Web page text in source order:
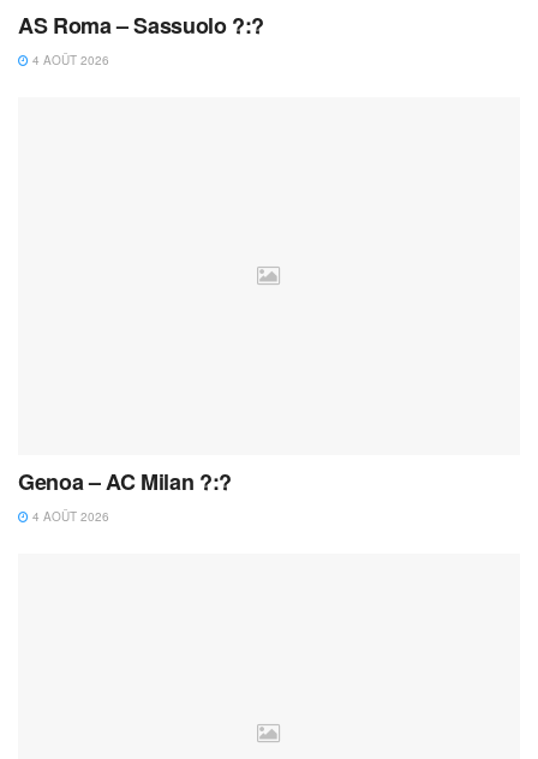
AS Roma – Sassuolo ?:?
4 AOÛT 2026
Genoa – AC Milan ?:?
4 AOÛT 2026